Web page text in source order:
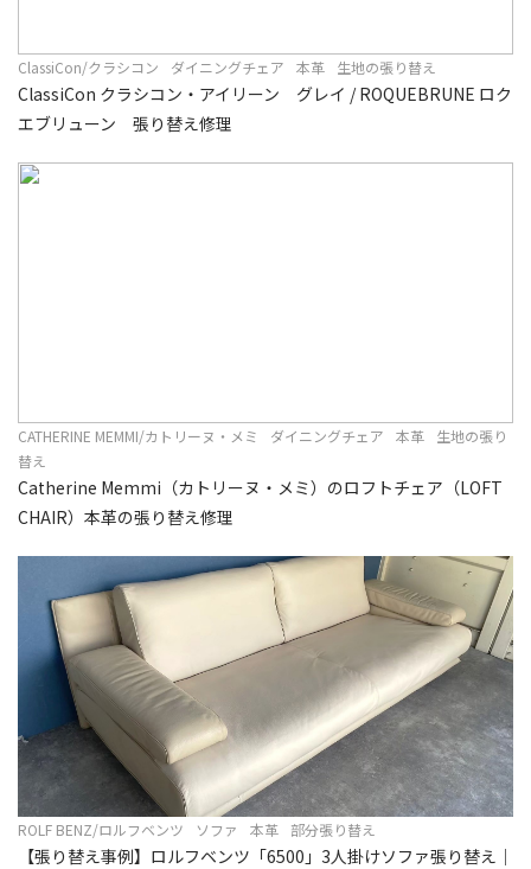
ClassiCon/クラシコン ダイニングチェア 本革 生地の張り替え
ClassiCon クラシコン・アイリーン グレイ / ROQUEBRUNE ロク
エブリューン 張り替え修理
CATHERINE MEMMI/カトリーヌ・メミ ダイニングチェア 本革
生地の張り
替え
Catherine Memmi（カトリーヌ・メミ）のロフトチェア（LOFT
CHAIR）本革の張り替え修理
ROLF BENZ/ロルフベンツ ソファ 本革 部分張り替え
【張り替え事例】ロルフベンツ「6500」3人掛けソファ張り替え｜